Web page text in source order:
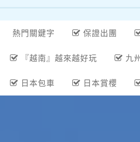
熱門關鍵字 保證出團
『越南』越來越好玩 九
日本包車 日本賞櫻